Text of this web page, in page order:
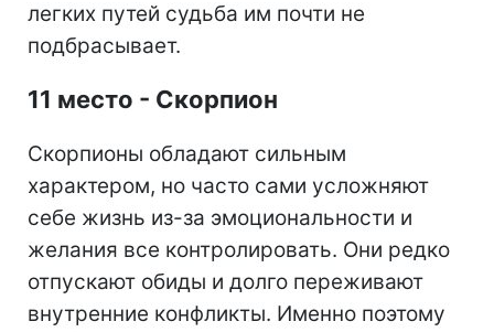
легких путей судьба им почти не
подбрасывает.
11 место - Скорпион
Скорпионы обладают сильным
характером, но часто сами усложняют
себе жизнь из-за эмоциональности и
желания все контролировать. Они редко
отпускают обиды и долго переживают
внутренние конфликты. Именно поэтому